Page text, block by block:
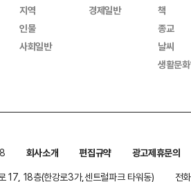
지역
인물
사회일반
경제일반
책
종교
날씨
생활문
회사소개 편집규약
광고제휴문의
17, 18층(한강로3가,센트럴파크 타워동)
전